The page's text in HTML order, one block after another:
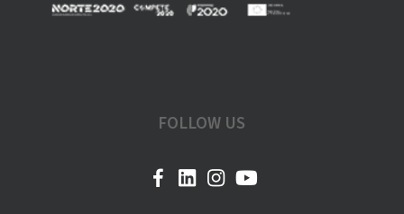
FOLLOW US